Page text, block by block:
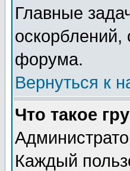
Главные
оскорблений,
форума.
Вернуться к
Что такое
Каждый